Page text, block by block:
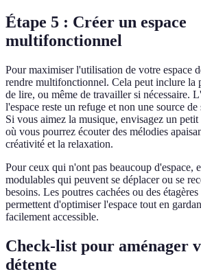
Étape 5 : Créer un espace
multifonctionnel
Pour maximiser l'utilisation de votre espace
rendre multifonctionnel. Cela peut inclure la
de lire, ou même de travailler si nécessaire.
l'espace reste un refuge et non une source de
Si vous aimez la musique, envisagez un
où vous pourrez écouter des mélodies
créativité et la relaxation.
Pour ceux qui n'ont pas beaucoup d'espace,
modulables qui peuvent se déplacer ou se
besoins. Les poutres cachées ou des
permettent d'optimiser l'espace tout en
facilement accessible.
Check-list pour aménager
détente